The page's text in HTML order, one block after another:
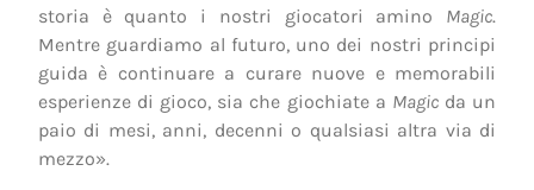
storia è quanto i nostri giocatori amino Magic.
Mentre guardiamo al futuro, uno dei nostri principi
guida è continuare a curare nuove e memorabili
esperienze di gioco, sia che giochiate a Magicda un
paio di mesi, anni, decenni o qualsiasi altra via di
mezzo».